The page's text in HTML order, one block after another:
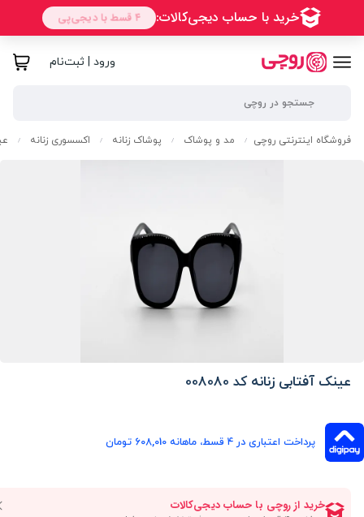
ورود | ثبت‌نام
فروشگاه اینترنتی روچی / مد و پوشاک / پوشاک زنانه / اکسسوری زنانه /
عینک آفتابی زنانه کد 008080
پرداخت اعتباری در ۴ قسط، ماهانه 608,010 تومان